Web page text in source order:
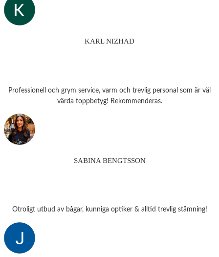
KARL NIZHAD
Professionell och grym service, varm och trevlig personal som är väl
värda toppbetyg! Rekommenderas.
SABINA BENGTSSON
Otroligt utbud av bågar, kunniga optiker & alltid trevlig stämning!